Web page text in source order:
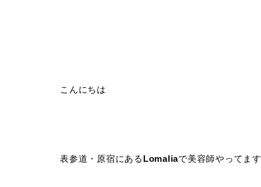
こんにちは
表参道・原宿にある Lomaliaで美容師やってます